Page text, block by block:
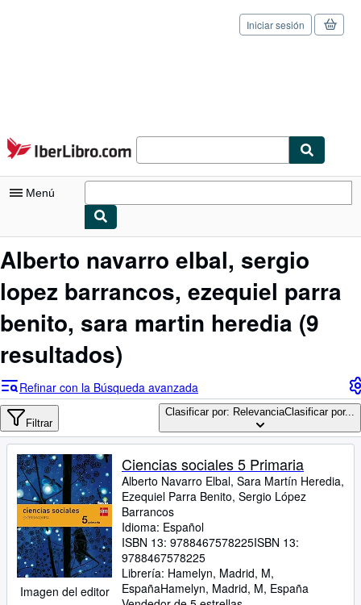
Pasar al contenido principal
IberLibro.com
Iniciar sesión
Menú
Mi cuenta
Cerrar sesión
Búsqueda avanzada
Colecciones
Libros antiguos
Arte y coleccionismo
Vendedores
Comenzar a vender
Ayuda
CERRAR
Alberto navarro elbal, sergio
lopez barrancos, ezequiel parra
benito, sara martin heredia (9
resultados)
Refinar con la Búsqueda avanzada
Filtrar
Clasificar por: RelevanciaClasificar por...
Imagen del editor
Ciencias sociales 5 Primaria
Alberto Navarro Elbal, Sara Martín Heredia,
Ezequiel Parra Benito, Sergio López
Barrancos
Idioma: Español
ISBN 13: 9788467578225ISBN 13:
9788467578225
Librería: Hamelyn, Madrid, M,
EspañaHamelyn, Madrid, M, España